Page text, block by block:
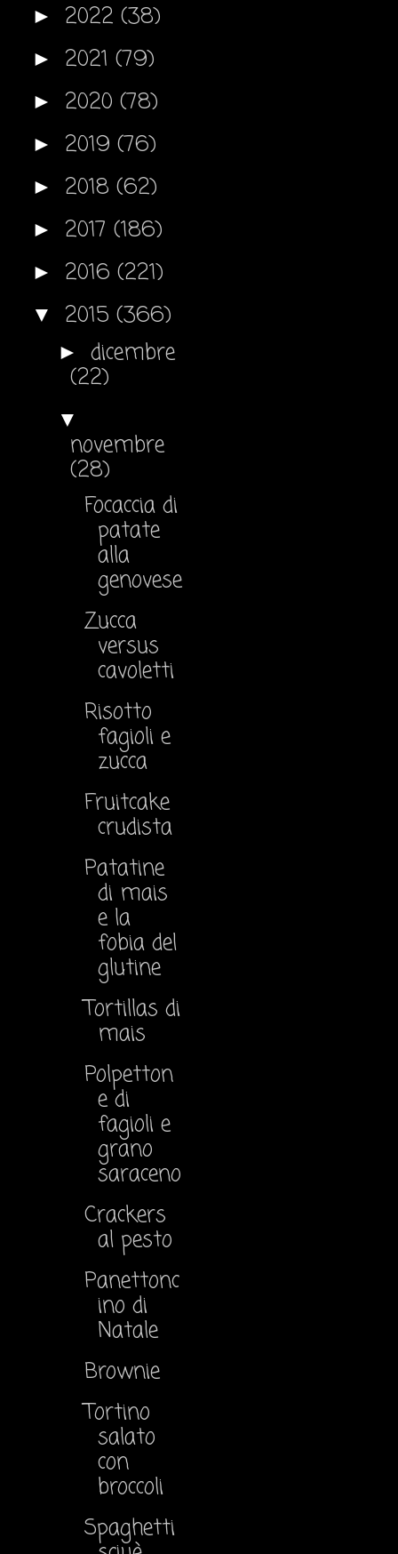
► 2022 (38)
► 2021 (79)
► 2020 (78)
► 2019 (76)
► 2018 (62)
► 2017 (186)
► 2016 (221)
▼ 2015 (366)
► dicembre
(22)
▼
novembre
(28)
Focaccia di
patate
alla
genovese
Zucca
versus
cavoletti
Risotto
fagioli e
zucca
Fruitcake
crudista
Patatine
di mais
e la
fobia del
glutine
Tortillas di
mais
Polpetton
e di
fagioli e
grano
saraceno
Crackers
al pesto
Panettonc
ino di
Natale
Brownie
Tortino
salato
con
broccoli
Spaghetti